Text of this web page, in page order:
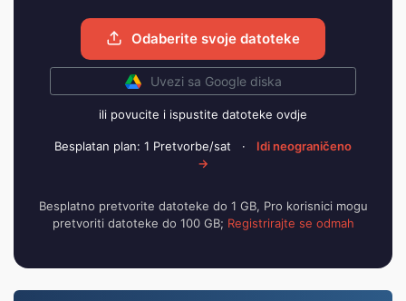
Odaberite svoje datoteke
Uvezi sa Google diska
ili povucite i ispustite datoteke ovdje
Besplatan plan: 1 Pretvorbe/sat ·
Idi neograničeno
→
Besplatno pretvorite datoteke do 1 GB, Pro korisnici mogu
pretvoriti datoteke do 100 GB; Registrirajte se odmah